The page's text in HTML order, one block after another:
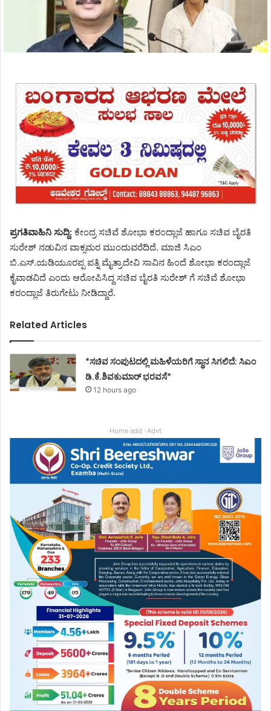
ಪ್ರಗತಿವಾಹಿನಿ ಸುದ್ದಿ: ಕೇಂದ್ರ ಸಚಿವೆ ಶೋಭಾ ಕರಂದ್ಲಾಜೆ ಹಾಗೂ ಸಚಿವ ಬೈರತಿ
ಸುರೇಶ್ ನಡುವಿನ ವಾಕ್ಸಮರ ಮುಂದುವರೆದಿದೆ. ಮಾಜಿ ಸಿಎಂ
ಬಿ.ಎಸ್.ಯಡಿಯೂರಪ್ಪ ಪತ್ನಿ ಮೈತ್ರಾದೇವಿ ಸಾವಿನ ಹಿಂದೆ ಶೋಭಾ ಕರಂದ್ಲಾಜೆ
ಕೈವಾಡವಿದೆ ಎಂದು ಆರೋಪಿಸಿದ್ದ ಸಚಿವ ಬೈರತಿ ಸುರೇಶ್ ಗೆ ಸಚಿವೆ ಶೋಭಾ
ಕರಂದ್ಲಾಜೆ ತಿರುಗೇಟು ನೀಡಿದ್ದಾರೆ.
Related Articles
*ಸಚಿವ ಸಂಪುಟದಲ್ಲಿ ಮಹಿಳೆಯರಿಗೆ ಸ್ಥಾನ ಸಿಗಲಿದೆ: ಸಿಎಂ
ಡಿ.ಕೆ.ಶಿವಕುಮಾರ್ ಭರವಸೆ*
12 hours ago
Home add -Advt